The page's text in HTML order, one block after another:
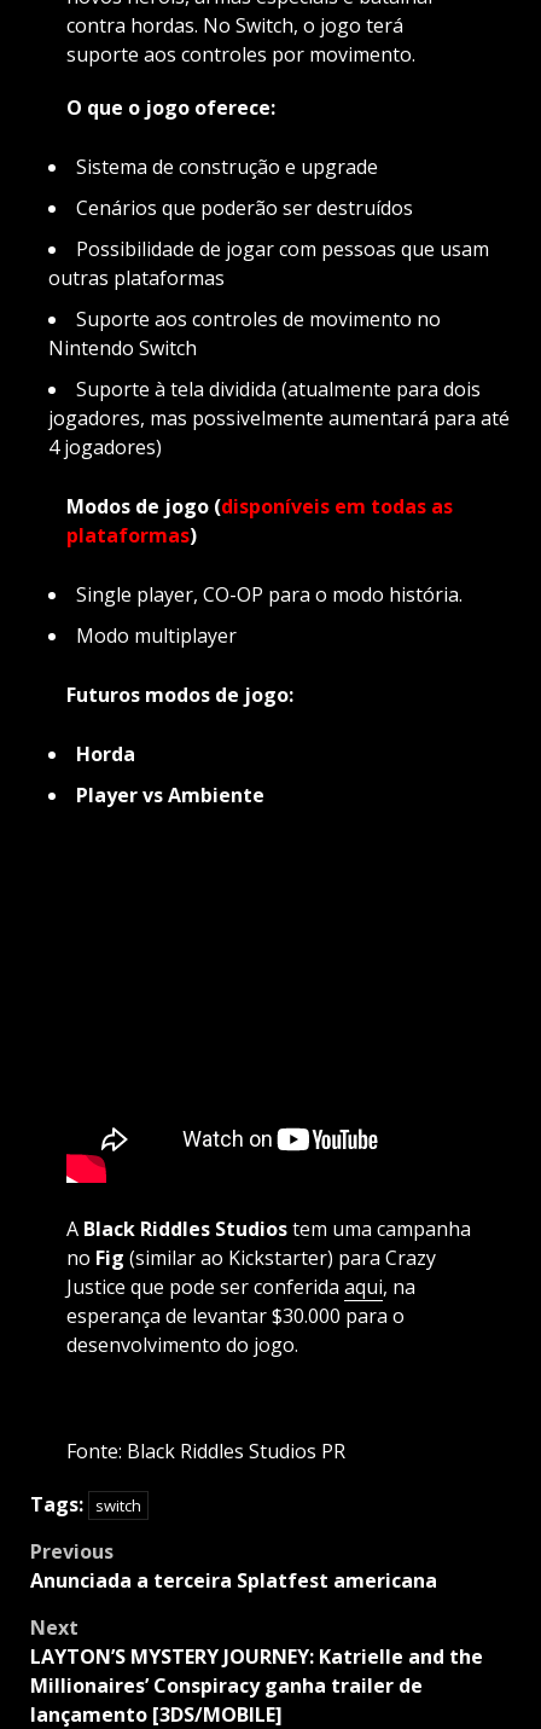
contra hordas. No Switch, o jogo terá
suporte aos controles por movimento.
O que o jogo oferece:
Sistema de construção e upgrade
Cenários que poderão ser destruídos
Possibilidade de jogar com pessoas que usam
outras plataformas
Suporte aos controles de movimento no
Nintendo Switch
Suporte à tela dividida (atualmente para dois
jogadores, mas possivelmente aumentará para até
4 jogadores)
Modos de jogo (disponíveis em todas as
plataformas)
Single player, CO-OP para o modo história.
Modo multiplayer
Futuros modos de jogo:
Horda
Player vs Ambiente
A Black Riddles Studiostem uma campanha
no Fig (similar ao Kickstarter) para Crazy
Justice que pode ser conferida aqui, na
esperança de levantar $30.000 para o
desenvolvimento do jogo.
Fonte: Black Riddles Studios PR
Tags:
switch
Post
navigation
Previous
Anunciada a terceira Splatfest americana
Next
LAYTON’S MYSTERY JOURNEY: Katrielle and the
Millionaires’ Conspiracy ganha trailer de
lançamento [3DS/MOBILE]